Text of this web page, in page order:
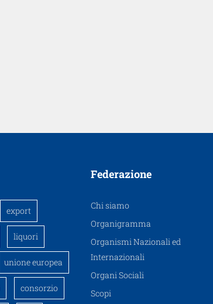
export
liquori
unione europea
consorzio
Federazione
Chi siamo
Organigramma
Organismi Nazionali ed
Internazionali
Organi Sociali
Scopi